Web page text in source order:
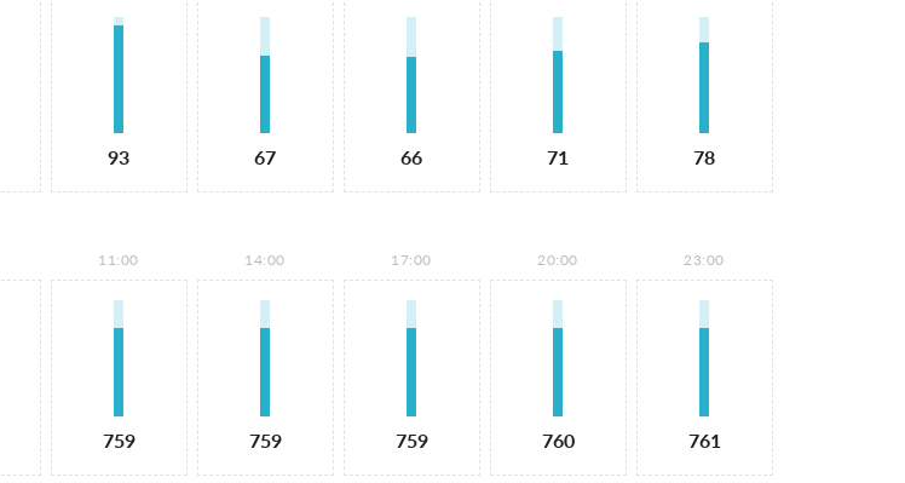
93 67 66 71 78
11:00
759
14:00
759
17:00
759
20:00
760
23:00
761